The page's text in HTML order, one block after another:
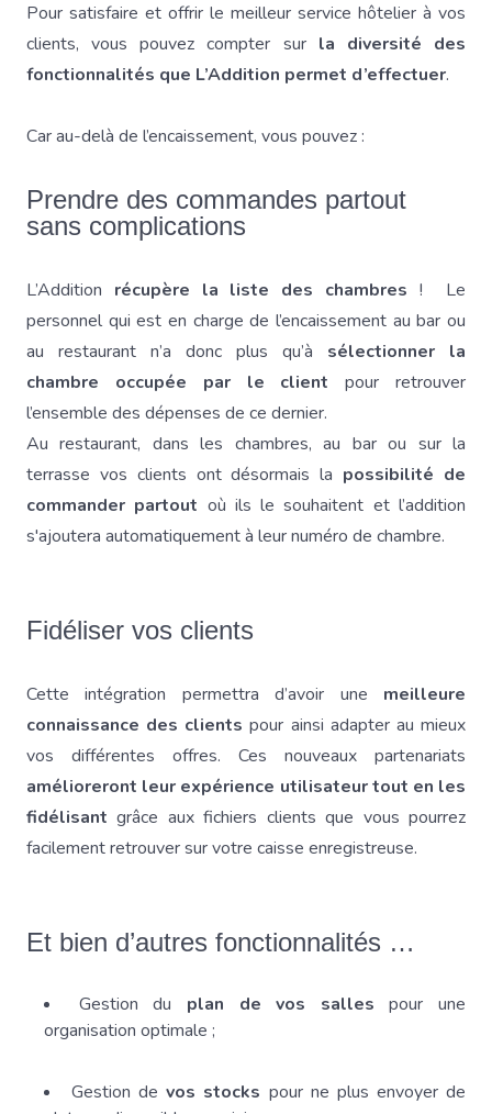
Pour satisfaire et offrir le meilleur service hôtelier à vos
clients, vous pouvez compter sur la diversité des
fonctionnalités que L’Addition permet d’effectuer.
Car au-delà de l’encaissement, vous pouvez :
Prendre des commandes partout
sans complications
L’Addition récupère la liste des chambres ! Le
personnel qui est en charge de l’encaissement au bar ou
au restaurant n’a donc plus qu’à sélectionner la
chambre occupée par le client pour retrouver
l’ensemble des dépenses de ce dernier.
Au restaurant, dans les chambres, au bar ou sur la
terrasse vos clients ont désormais la possibilité de
commander partout où ils le souhaitent et l’addition
s'ajoutera automatiquement à leur numéro de chambre.
Fidéliser vos clients
Cette intégration permettra d’avoir une meilleure
connaissance des clients pour ainsi adapter au mieux
vos différentes offres. Ces nouveaux partenariats
amélioreront leur expérience utilisateur tout en les
fidélisant grâce aux fichiers clients que vous pourrez
facilement retrouver sur votre caisse enregistreuse.
Et bien d’autres fonctionnalités …
Gestion du plan de vos salles pour une
organisation optimale ;
Gestion devos stocks pour ne plus envoyer de